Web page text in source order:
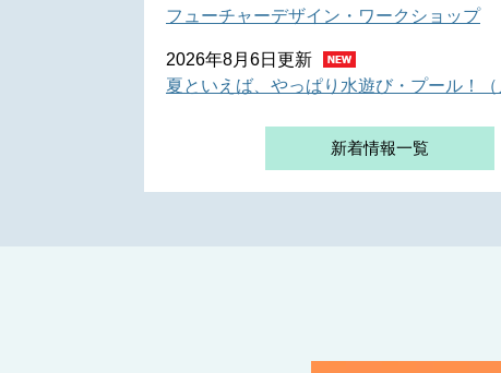
フューチャーデザイン・ワークショップ
2026年8月6日更新
夏といえば、やっぱり水遊び・プール！（
新着情報一覧